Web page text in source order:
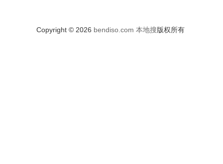
Copyright © 2026 bendiso.com 本地搜版权所有